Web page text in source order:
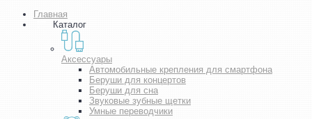
Главная
Каталог
Аксессуары
Автомобильные крепления для смартфона
Беруши для концертов
Беруши для сна
Звуковые зубные щетки
Умные переводчики